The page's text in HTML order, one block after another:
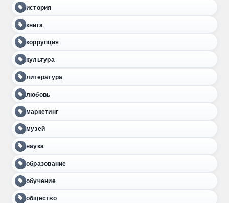
история
книга
коррупция
культура
литература
любовь
маркетинг
музей
наука
образование
обучение
общество